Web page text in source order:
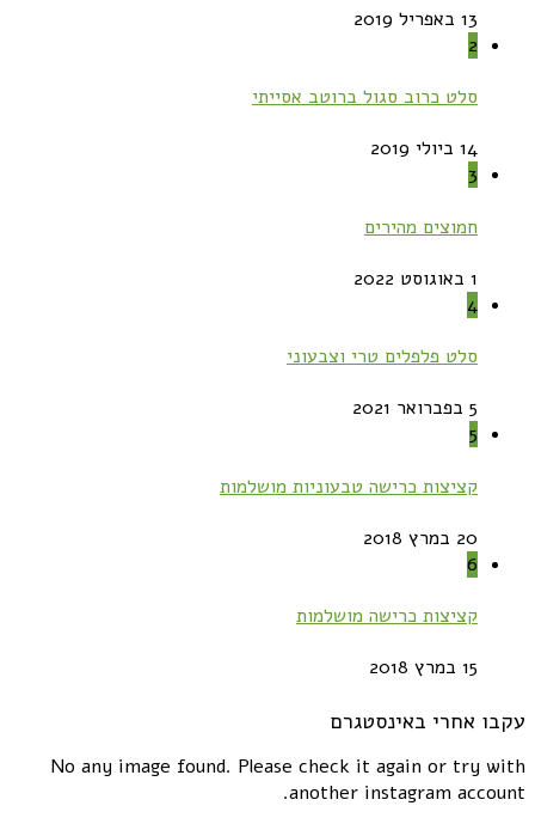
13 באפריל 2019
2
סלט כרוב סגול ברוטב אסייתי
14 ביולי 2019
3
חמוצים מהירים
1 באוגוסט 2022
4
סלט פלפלים טרי וצבעוני
5 בפברואר 2021
5
קציצות כרישה טבעוניות מושלמות
20 במרץ 2018
6
קציצות כרישה מושלמות
15 במרץ 2018
עקבו אחרי באינסטגרם
No any image found. Please check it again or try with
another instagram account.